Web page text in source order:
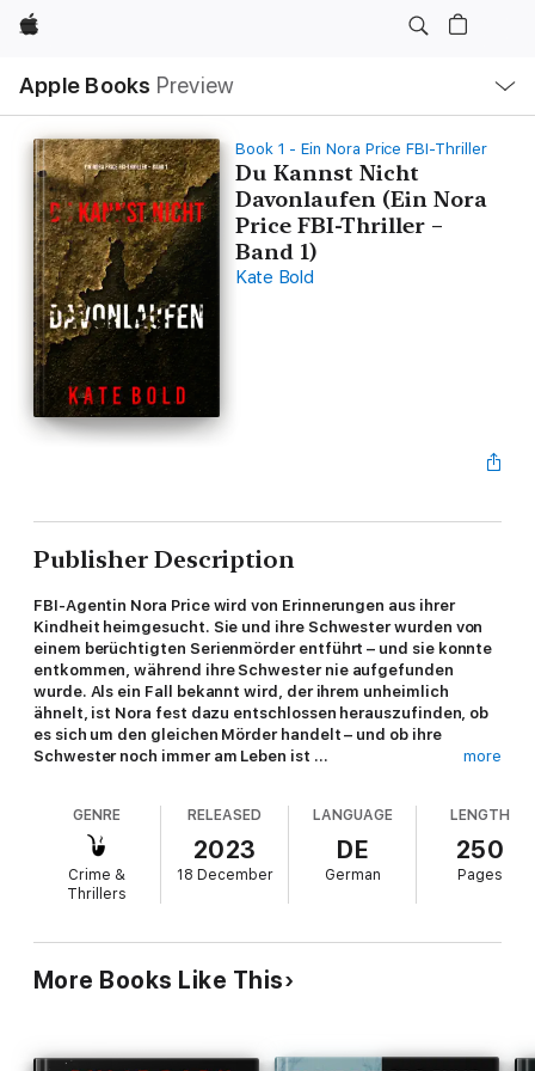
Apple
Apple Books Preview
Nav
Open
Menu
Book 1 - Ein Nora Price FBI-Thriller
Du Kannst Nicht
Davonlaufen (Ein Nora
Price FBI-Thriller –
Band 1)
Kate Bold
Publisher Description
FBI-Agentin Nora Price wird von Erinnerungen aus ihrer
Kindheit heimgesucht. Sie und ihre Schwester wurden von
einem berüchtigten Serienmörder entführt – und sie konnte
entkommen, während ihre Schwester nie aufgefunden
wurde. Als ein Fall bekannt wird, der ihrem unheimlich
ähnelt, ist Nora fest dazu entschlossen herauszufinden, ob
es sich um den gleichen Mörder handelt – und ob ihre
Schwester noch immer am Leben ist ...
„Ein phänomenales Debüt mit einem gruseligen
Unheimlichkeitsfaktor … Es gibt so viele unerwartete
Wendungen, dass Sie keine Ahnung haben werden, wer das
nächste Opfer wird. Wenn Sie einen Thriller lieben, der Sie bis
spät in der Nacht wachhält, dann ist dies das richtige Buch für
— Rezension eines Lesers für LASS MICH GEHEN
Reihe der Bestsellerautorin Kate Bold, deren Bestseller NICHT
more
GENRE
Crime &
Thrillers
RELEASED
2023
18 December
LANGUAGE
DE
German
LENGTH
250
Pages
More Books Like This